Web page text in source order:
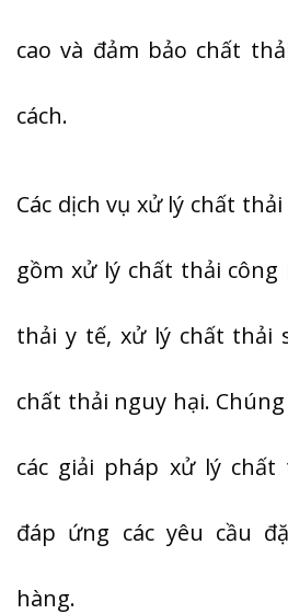
cao và đảm bảo chất
cách.
Các dịch vụ xử lý chất
gồm xử lý chất thải
thải y tế, xử lý chất thải
chất thải nguy hại.
các giải pháp xử lý
đáp ứng các yêu cầu
hàng.